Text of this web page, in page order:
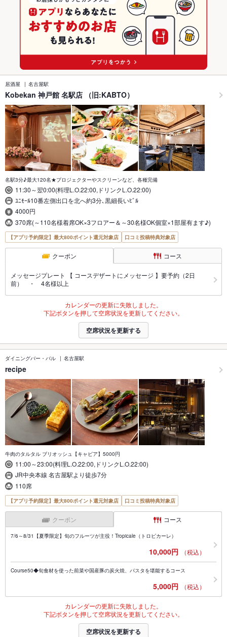
居酒屋 名古屋駅
Kobekan 神戸館 名駅店 （旧:KABTO）
名駅3分♪最大120名★プロジェクターやスクリーンなど、各種完備
11:30～翌0:00(料理L.O.22:00,ドリンクL.O.22:00)
ﾕﾆﾓｰﾙ10番左側出口を北へ約3分､黒細長いﾋﾞﾙ
4000円
370席(～110名様着席OK×3フロアー＆～30名様OK個室×1部屋有ます♪)
【アプリ予約限定】最大800ポイント還元対象店 口コミ投稿特典対象店
クーポン コース
メッセージプレート 【 コースデザートにメッセージ 】要予約（2日
前） ・ 4名様以上
カレンダーの更新に失敗しました。
下記ボタンを押して空席状況を更新してください。
空席状況を更新する
ダイニングバー・バル 名古屋駅
recipe
牛肉のタルタル ブリオッシュ【キャビア】5000円
11:00～23:00(料理L.O.22:00,ドリンクL.O.22:00)
JR中央本線 名古屋駅より徒歩7分
110席
【アプリ予約限定】最大800ポイント還元対象店 口コミ投稿特典対象店
クーポン コース
7/6～8/31【夏季限定】旬のフルーツが主役！Tropicale（トロピカーレ）
10,000円 （税込）
Course50◆旬食材を使った前菜や国産豚の炭火焼、パスタを堪能するコース
5,000円 （税込）
カレンダーの更新に失敗しました。
下記ボタンを押して空席状況を更新してください。
空席状況を更新する